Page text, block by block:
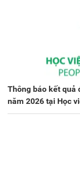
Thông báo kết quả
năm 2026 tại Học